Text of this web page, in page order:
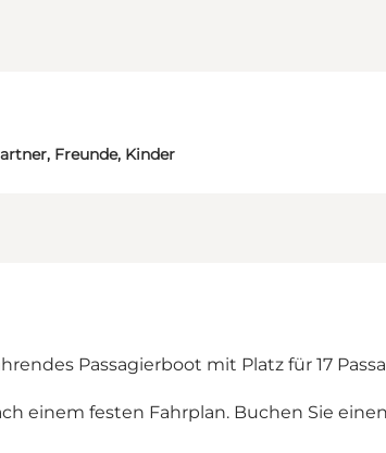
Freunde, Kinder
Passagierboot mit Platz für 17
einem festen Fahrplan. Buchen Sie